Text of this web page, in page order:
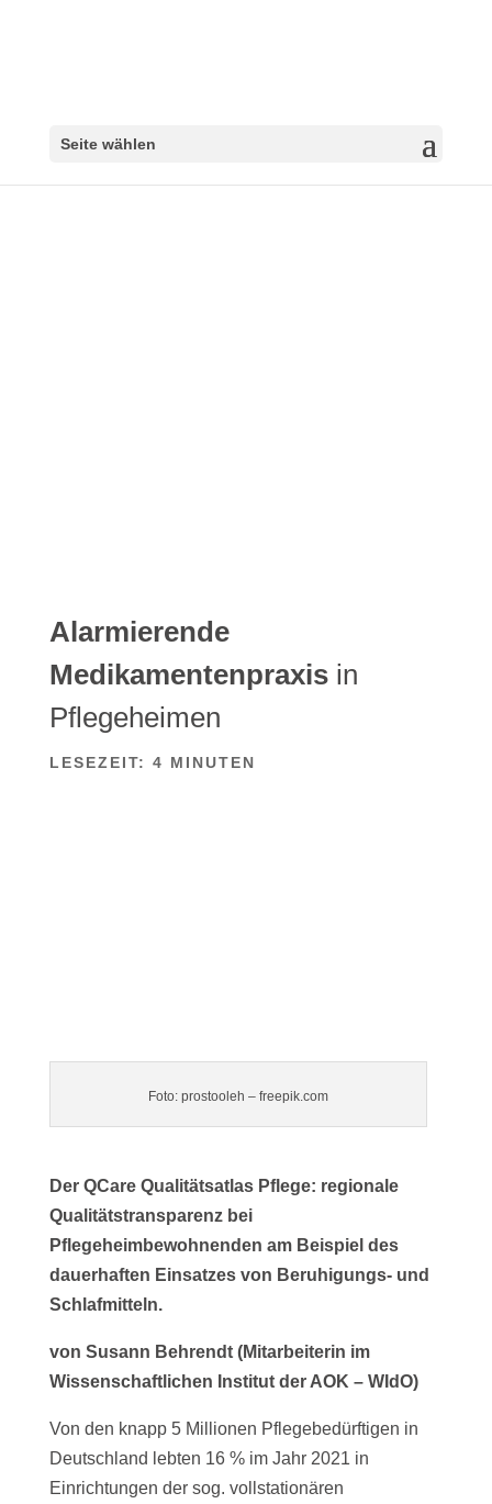
Seite wählen
Alarmierende
Medikamentenpraxisin
Pflegeheimen
LESEZEIT: 4 MINUTEN
Foto: prostooleh – freepik.com
Der QCare Qualitätsatlas Pflege: regionale
Qualitätstransparenz bei
Pflegeheimbewohnenden am Beispiel des
dauerhaften Einsatzes von Beruhigungs- und
Schlafmitteln.
von Susann Behrendt (Mitarbeiterin im
Wissenschaftlichen Institut der AOK – WIdO)
Von den knapp 5 Millionen Pflegebedürftigen in
Deutschland lebten 16 % im Jahr 2021 in
Einrichtungen der sog. vollstationären